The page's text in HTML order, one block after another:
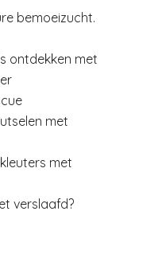
bemoeizucht.
ontdekken met
met
met
verslaafd?